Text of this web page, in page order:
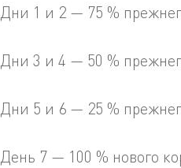
Дни 1 и 2 — 75 %
Дни 3 и 4 — 50 %
Дни 5 и 6 — 25 %
День 7 — 100 % нового